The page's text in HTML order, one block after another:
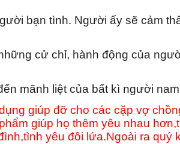
bạn tình. Người ấy sẽ cảm
cử chỉ, hành động của
mãnh liệt của bất kì người
giúp đỡ cho các cặp vợ
giúp họ thêm yêu nhau
yêu đôi lứa.Ngoài ra